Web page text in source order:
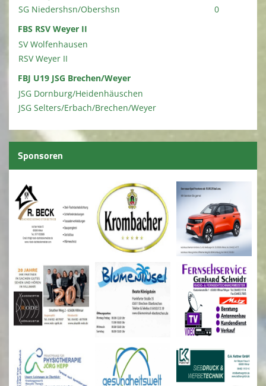
SG Niedershsn/Obershsn
0
FBS RSV Weyer II
SV Wolfenhausen
RSV Weyer II
FBJ U19 JSG Brechen/Weyer
JSG Dornburg/Heidenhäuschen
JSG Selters/Erbach/Brechen/Weyer
Sponsoren